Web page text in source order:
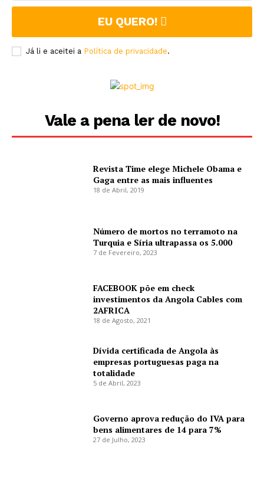
EU QUERO!
Já li e aceitei a Política de privacidade.
Vale a pena ler de novo!
Revista Time elege Michele Obama e
Gaga entre as mais influentes
18 de Abril, 2019
Número de mortos no terramoto na
Turquia e Síria ultrapassa os 5.000
7 de Fevereiro, 2023
FACEBOOK põe em check
investimentos da Angola Cables com
2AFRICA
18 de Agosto, 2021
Dívida certificada de Angola às
empresas portuguesas paga na
totalidade
5 de Abril, 2023
Governo aprova redução do IVA para
bens alimentares de 14 para 7%
27 de Julho, 2023